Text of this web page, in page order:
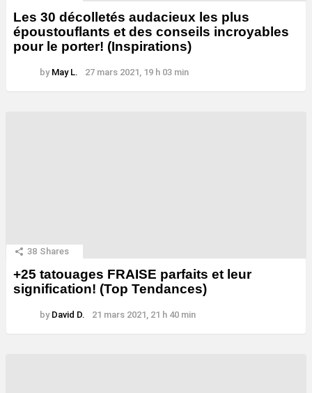
Les 30 décolletés audacieux les plus
époustouflants et des conseils incroyables
pour le porter! (Inspirations)
by May L. 27 mars 2021, 19 h 03 min
38 Shares
+25 tatouages ​​FRAISE parfaits et leur
signification! (Top Tendances)
by David D. 21 mars 2021, 21 h 40 min